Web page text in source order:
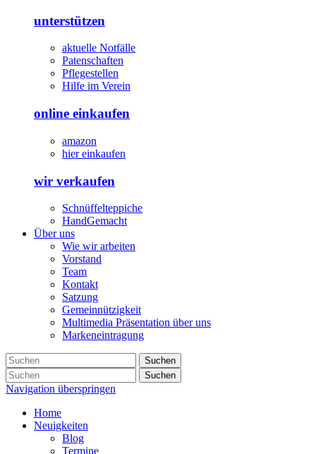
unterstützen
aktuelle Notfälle
Patenschaften
Pflegestellen
Hilfe im Verein
online einkaufen
amazon
hier einkaufen
wir verkaufen
Schnüffelteppiche
HandGemacht
Über uns
Wie wir arbeiten
Vorstand
Team
Kontakt
Satzung
Gemeinnützigkeit
Multimedia Präsentation über uns
Markeneintragung
Suchen
Suchen
Navigation überspringen
Home
Neuigkeiten
Blog
Termine